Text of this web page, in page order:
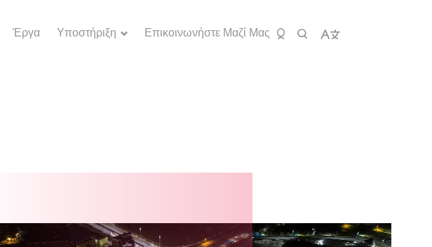
Έργα Υποστήριξη Επικοινωνήστε Μαζί Μας